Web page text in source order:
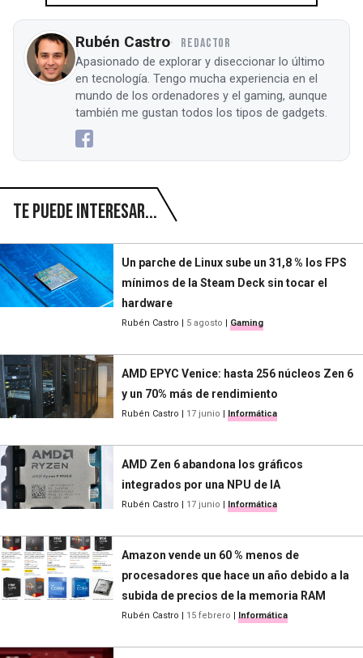
Rubén Castro REDACTOR
Apasionado de explorar y diseccionar lo último
en tecnología. Tengo mucha experiencia en el
mundo de los ordenadores y el gaming, aunque
también me gustan todos los tipos de gadgets.
Te puede interesar...
Un parche de Linux sube un 31,8 % los FPS
mínimos de la Steam Deck sin tocar el
hardware
Rubén Castro | 5 agosto | Gaming
AMD EPYC Venice: hasta 256 núcleos Zen 6
y un 70% más de rendimiento
Rubén Castro | 17 junio | Informática
AMD Zen 6 abandona los gráficos
integrados por una NPU de IA
Rubén Castro | 17 junio | Informática
Amazon vende un 60 % menos de
procesadores que hace un año debido a la
subida de precios de la memoria RAM
Rubén Castro | 15 febrero | Informática